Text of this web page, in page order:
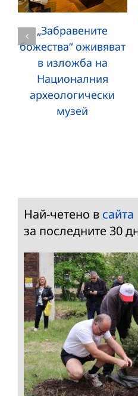
„Забравените
божества“ оживяват
в изложба на
Националния
археологически
музей
Най-четено в сайта
за последните 30